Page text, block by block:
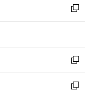
く
で
開
ド
ウ
開
く
ィ
ン
ウ
で
開
く
い
ウ
ン
ド
ウ
で
新
し
ウ
ィ
ン
ド
新
し
い
新